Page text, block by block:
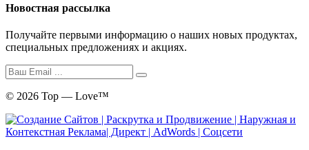
Новостная рассылка
Получайте первыми информацию о наших новых продуктах,
специальных предложениях и акциях.
© 2026 Top — Love™